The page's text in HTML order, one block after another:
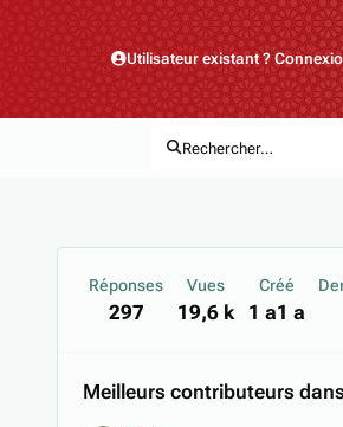
Utilisateur existant ?
Rechercher…
Réponses
297
Vues
19,6 k
Créé
1 a1 a
Meilleurs contributeurs